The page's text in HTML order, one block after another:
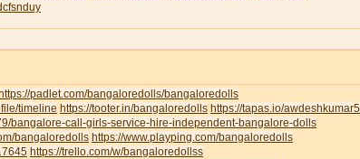
https://padlet.com/bangaloredolls/bangaloredolls
timeline https://tooter.in/bangaloredolls https://tapas.io/
bangalore-call-girls-service-hire-independent-bangalore-dolls
bangaloredolls https://www.playping.com/bangaloredolls
https://trello.com/w/bangaloredollss